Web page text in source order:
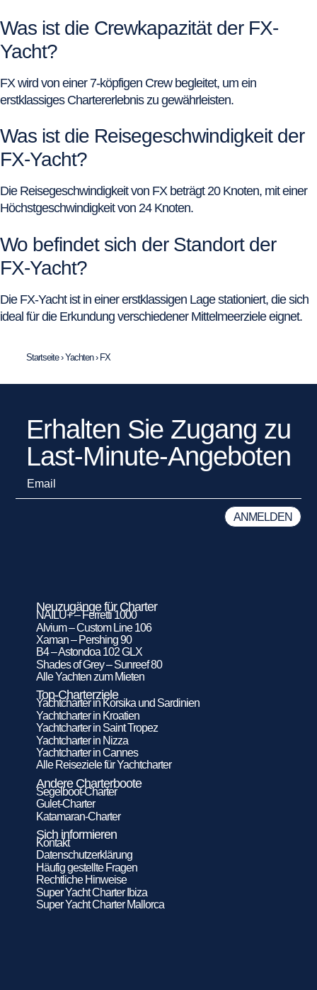
Was ist die Crewkapazität der FX-
Yacht?
FX wird von einer 7-köpfigen Crew begleitet, um ein
erstklassiges Chartererlebnis zu gewährleisten.
Was ist die Reisegeschwindigkeit der
FX-Yacht?
Die Reisegeschwindigkeit von FX beträgt 20 Knoten, mit einer
Höchstgeschwindigkeit von 24 Knoten.
Wo befindet sich der Standort der
FX-Yacht?
Die FX-Yacht ist in einer erstklassigen Lage stationiert, die sich
ideal für die Erkundung verschiedener Mittelmeerziele eignet.
Startseite›Yachten› FX
Erhalten Sie Zugang zu
Last-Minute-Angeboten
Neuzugänge für Charter
NAILU+ – Ferretti 1000
Alvium – Custom Line 106
Xaman – Pershing 90
B4 – Astondoa 102 GLX
Shades of Grey – Sunreef 80
Alle Yachten zum Mieten
Top-Charterziele
Yachtcharter in Korsika und Sardinien
Yachtcharter in Kroatien
Yachtcharter in Saint Tropez
Yachtcharter in Nizza
Yachtcharter in Cannes
Alle Reiseziele für Yachtcharter
Andere Charterboote
Segelboot-Charter
Gulet-Charter
Katamaran-Charter
Sich informieren
Kontakt
Datenschutzerklärung
Häufig gestellte Fragen
Rechtliche Hinweise
Super Yacht Charter Ibiza
Super Yacht Charter Mallorca